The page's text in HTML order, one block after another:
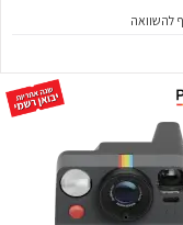
להשוואה